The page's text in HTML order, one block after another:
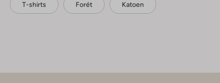
T-shirts Forét Katoen